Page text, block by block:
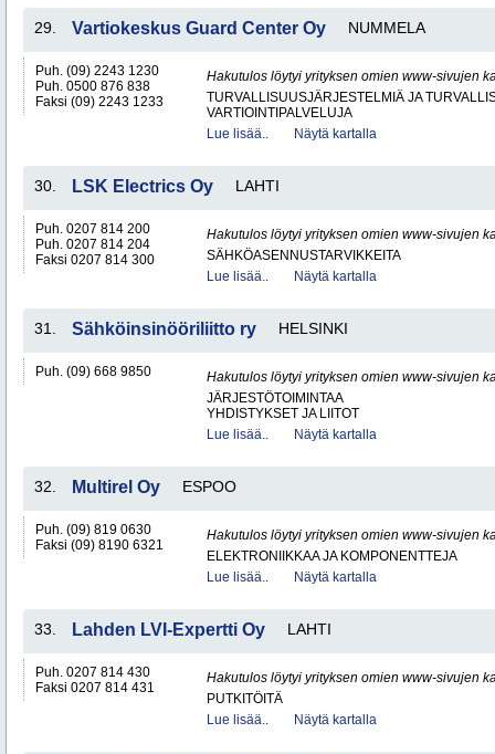
29. Vartiokeskus Guard Center Oy NUMMELA
Puh. (09) 2243 1230
Puh. 0500 876 838
Faksi (09) 2243 1233
Hakutulos löytyi yrityksen omien www-sivujen
TURVALLISUUSJÄRJESTELMIÄ JA
VARTIOINTIPALVELUJA
Lue lisää..
Näytä kartalla
30. LSK Electrics Oy LAHTI
Puh. 0207 814 200
Puh. 0207 814 204
Faksi 0207 814 300
Hakutulos löytyi yrityksen omien www-sivujen
SÄHKÖASENNUSTARVIKKEITA
Lue lisää..
Näytä kartalla
31. Sähköinsinööriliitto ry HELSINKI
Puh. (09) 668 9850
Hakutulos löytyi yrityksen omien www-sivujen
JÄRJESTÖTOIMINTAA
YHDISTYKSET JA LIITOT
Lue lisää..
Näytä kartalla
32. Multirel Oy ESPOO
Puh. (09) 819 0630
Faksi (09) 8190 6321
Hakutulos löytyi yrityksen omien www-sivujen
ELEKTRONIIKKAA JA KOMPONENTTEJA
Lue lisää..
Näytä kartalla
33. Lahden LVI-Expertti Oy LAHTI
Puh. 0207 814 430
Faksi 0207 814 431
Hakutulos löytyi yrityksen omien www-sivujen
PUTKITÖITÄ
Lue lisää..
Näytä kartalla